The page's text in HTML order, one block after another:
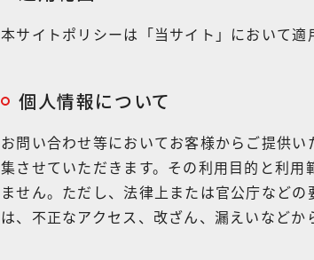
本サイトポリシーは「当サイト」において適
個人情報について
お問い合わせ等においてお客様からご提供
集させていただきます。その利用目的と利
ません。ただし、法律上または官公庁など
は、不正なアクセス、改ざん、漏えいなどか